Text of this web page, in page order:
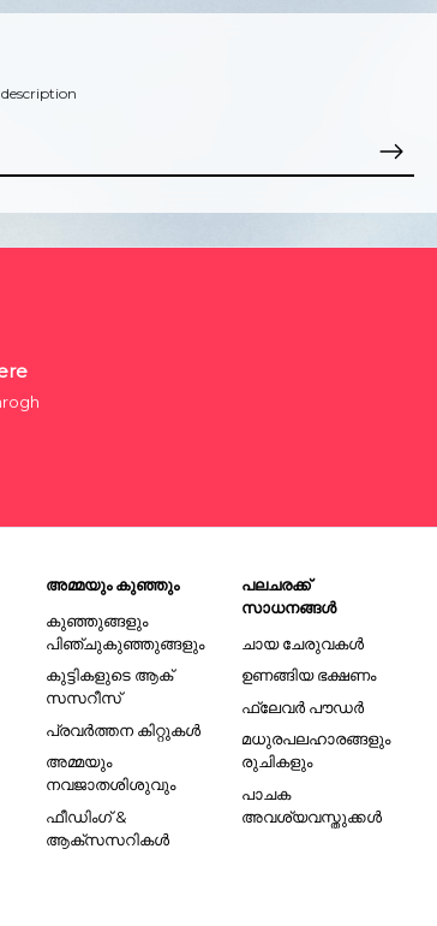
അമ്മയും കുഞ്ഞും
കുഞ്ഞുങ്ങളും
പിഞ്ചുകുഞ്ഞുങ്ങളും
കുട്ടികളുടെ ആക്
സസറീസ്
പ്രവർത്തന കിറ്റുകൾ
അമ്മയും
നവജാതശിശുവും
ഫീഡിംഗ് &
ആക്സസറികൾ
പലചരക്ക്
സാധനങ്ങൾ
ചായ ചേരുവകൾ
ഉണങ്ങിയ ഭക്ഷണം
ഫ്ലേവർ പൗഡർ
മധുരപലഹാരങ്ങളും
രുചികളും
പാചക
അവശ്യവസ്തുക്കൾ